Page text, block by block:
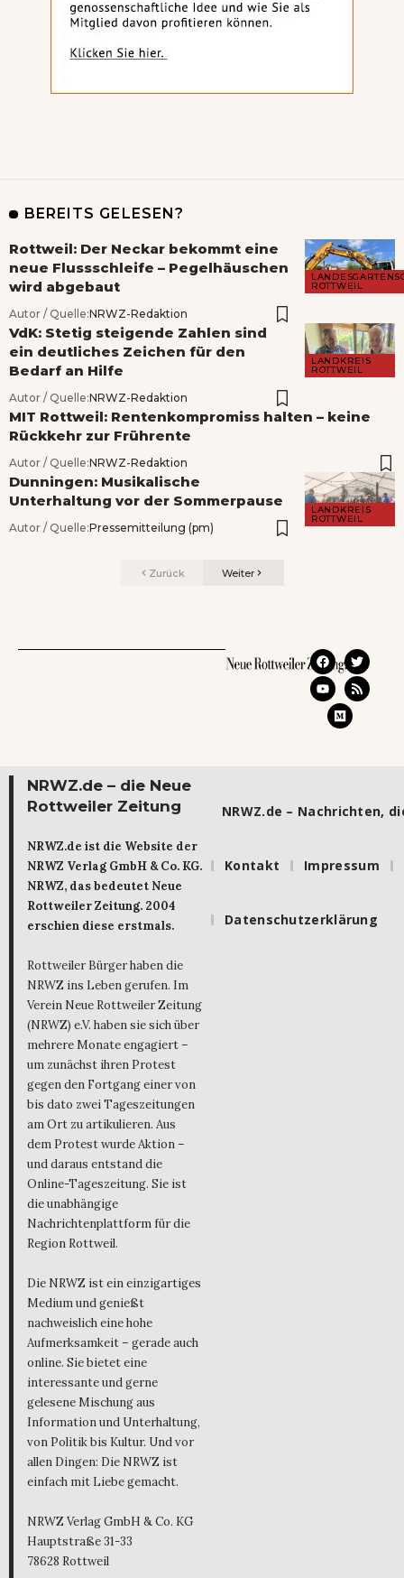
BEREITS GELESEN?
ROTTWEIL
Rottweil: Der Neckar bekommt eine
neue Flussschleife – Pegelhäuschen
wird abgebaut
Autor / Quelle:NRWZ-Redaktion
LANDKREIS
ROTTWEIL
VdK: Stetig steigende Zahlen sind
ein deutliches Zeichen für den
Bedarf an Hilfe
Autor / Quelle:NRWZ-Redaktion
MIT Rottweil: Rentenkompromiss halten – keine
Rückkehr zur Frührente
Autor / Quelle:NRWZ-Redaktion
LANDKREIS
ROTTWEIL
Dunningen: Musikalische
Unterhaltung vor der Sommerpause
Autor / Quelle:Pressemitteilung (pm)
Zurück Weiter
NRWZ.de – die Neue
Rottweiler Zeitung
NRWZ.de ist die Website der
NRWZ Verlag GmbH & Co. KG.
NRWZ, das bedeutet Neue
Rottweiler Zeitung. 2004
erschien diese erstmals.
Rottweiler Bürger haben die
NRWZ ins Leben gerufen. Im
Verein Neue Rottweiler Zeitung
(NRWZ) e.V. haben sie sich über
mehrere Monate engagiert –
um zunächst ihren Protest
gegen den Fortgang einer von
bis dato zwei Tageszeitungen
am Ort zu artikulieren. Aus
dem Protest wurde Aktion –
und daraus entstand die
Online-Tageszeitung. Sie ist
die unabhängige
Nachrichtenplattform für die
Region Rottweil.
Die NRWZ ist ein einzigartiges
Medium und genießt
nachweislich eine hohe
Aufmerksamkeit – gerade auch
online. Sie bietet eine
interessante und gerne
gelesene Mischung aus
Information und Unterhaltung,
von Politik bis Kultur. Und vor
allen Dingen: Die NRWZ ist
einfach mit Liebe gemacht.
NRWZ Verlag GmbH & Co. KG
Hauptstraße 31-33
78628 Rottweil
NRWZ.de – Nachrichten,
Kontakt Impressum
Datenschutzerklärung